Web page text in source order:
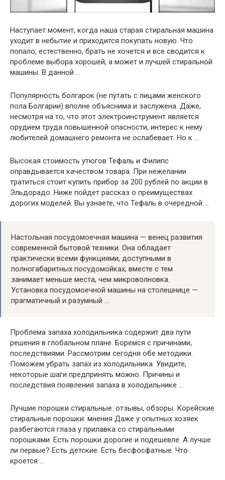
Наступает момент, когда наша старая стиральная машина
уходит в небытие и приходится покупать новую. Что
попало, естественно, брать не хочется и все сводится к
проблеме выбора хорошей, а может и лучшей стиральной
машины. В данной …
Популярность болгарок (не путать с лицами женского
пола Болгарии) вполне объяснима и заслужена. Даже,
несмотря на то, что этот электроинструмент является
орудием труда повышенной опасности, интерес к нему
любителей домашнего ремонта не ослабевает. Но к …
Высокая стоимость утюгов Тефаль и Филипс
оправдывается качеством товара. При нежелании
тратиться стоит купить прибор за 200 рублей по акции в
Эльдорадо. Ниже пойдет рассказ о преимуществах
дорогих моделей. Вы узнаете, что Тефаль в очередной …
Настольная посудомоечная машина — венец развития
современной бытовой техники. Она обладает
практически всеми функциями, доступными в
полногабаритных посудомойках, вместе с тем
занимает меньше места, чем микроволновка.
Установка посудомоечной машины на столешнице —
прагматичный и разумный …
Проблема запаха холодильника содержит два пути
решения в глобальном плане. Боремся с причинами,
последствиями. Рассмотрим сегодня обе методики.
Поможем убрать запах из холодильника. Увидите,
некоторые шаги предпринять можно. Причины и
последствия появления запаха в холодильнике …
Лучшие порошки стиральные: отзывы, обзоры. Корейские
стиральные порошки: мнения Даже у опытных хозяек
разбегаются глаза у прилавка со стиральными
порошками. Есть порошки дорогие и подешевле. А лучше
ли первые? Есть детские. Есть бесфосфатные. Что
кроется …